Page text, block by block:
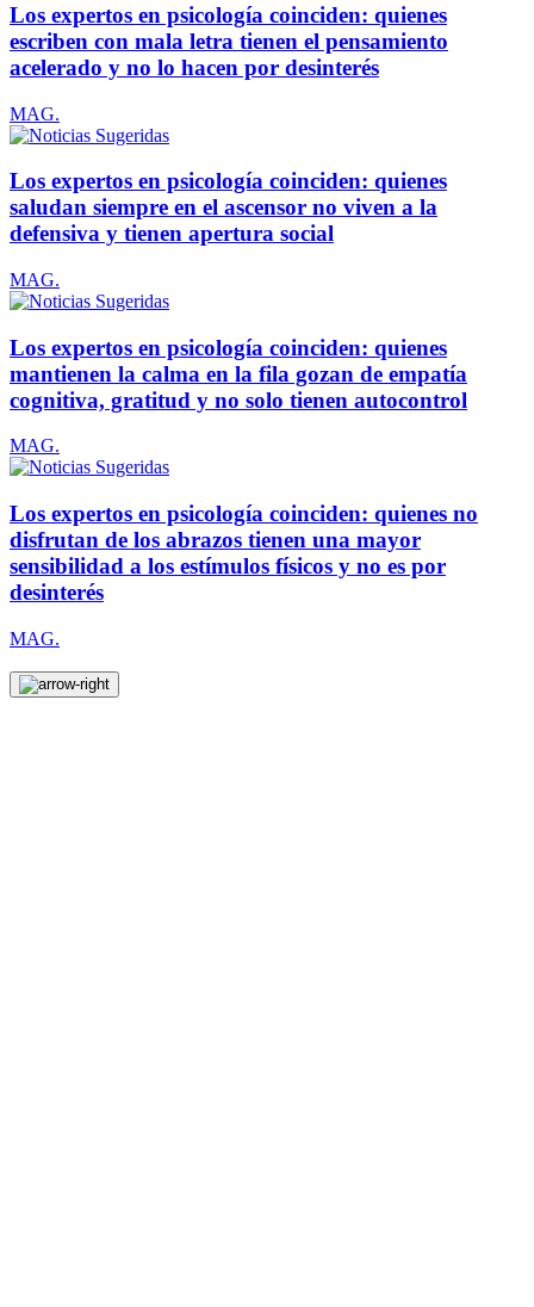
Los expertos en psicología coinciden: quienes
escriben con mala letra tienen el pensamiento
acelerado y no lo hacen por desinterés
MAG.
Los expertos en psicología coinciden: quienes
saludan siempre en el ascensor no viven a la
defensiva y tienen apertura social
MAG.
Los expertos en psicología coinciden: quienes
mantienen la calma en la fila gozan de empatía
cognitiva, gratitud y no solo tienen autocontrol
MAG.
Los expertos en psicología coinciden: quienes no
disfrutan de los abrazos tienen una mayor
sensibilidad a los estímulos físicos y no es por
desinterés
MAG.